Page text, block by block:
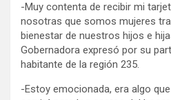
-Muy contenta de recibir mi
nosotras que somos mujeres
bienestar de nuestros hijos e
Gobernadora expresó por su
habitante de la región 235.
-Estoy emocionada, era algo